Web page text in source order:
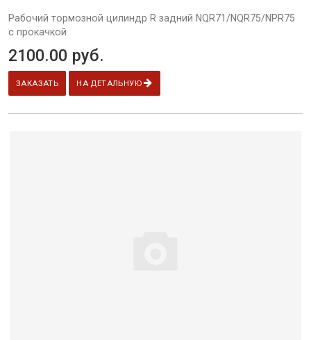
Рабочий тормозной цилиндр R задний NQR71/NQR75/NPR75
с прокачкой
2100.00 руб.
ЗАКАЗАТЬ НА ДЕТАЛЬНУЮ